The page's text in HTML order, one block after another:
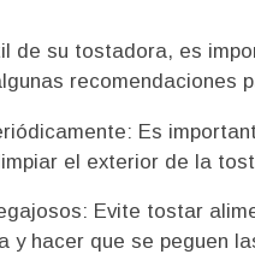
de su tostadora, es
recomendaciones
Es
el exterior de la
Evite tostar
y hacer que se peguen